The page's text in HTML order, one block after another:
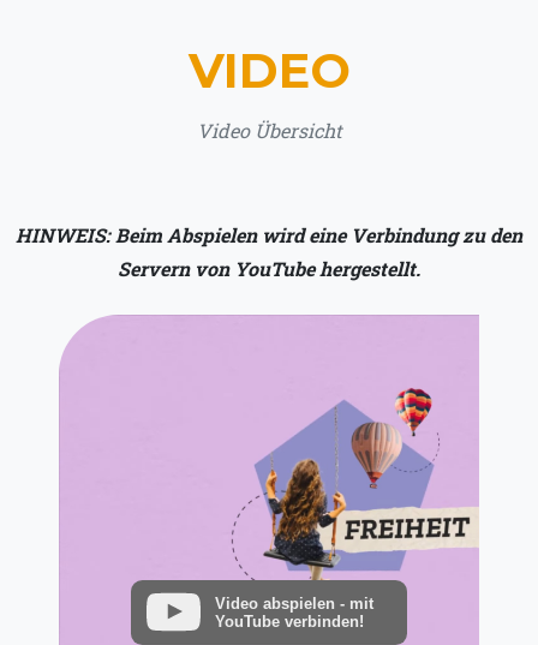
VIDEO
Video Übersicht
HINWEIS: Beim Abspielen wird eine Verbindung zu den
Servern von YouTube hergestellt.
Video abspielen - mit
YouTube verbinden!